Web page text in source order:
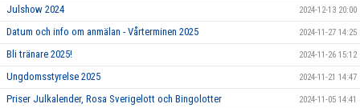
Julshow 2024 2024-12-13 20:00
Datum och info om anmälan - Vårterminen 2025 2024-11-27 14:25
Bli tränare 2025! 2024-11-26 15:12
Ungdomsstyrelse 2025 2024-11-21 14:47
Priser Julkalender, Rosa Sverigelott och Bingolotter 2024-11-05 14:41